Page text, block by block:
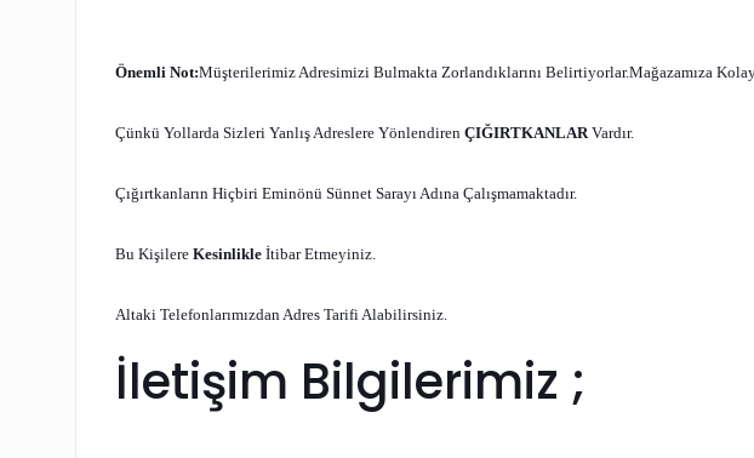
Önemli Not:Müşterilerimiz Adresimizi Bulmakta Zorlandıklarını Belirtiyorlar.Mağazamıza
Çünkü Yollarda Sizleri Yanlış Adreslere Yönlendiren ÇIĞIRTKANLARVardır.
Çığırtkanların Hiçbiri Eminönü Sünnet Sarayı Adına Çalışmamaktadır.
Bu Kişilere Kesinlikleİtibar Etmeyiniz.
Altaki Telefonlarımızdan Adres Tarifi Alabilirsiniz.
İletişim Bilgilerimiz ;